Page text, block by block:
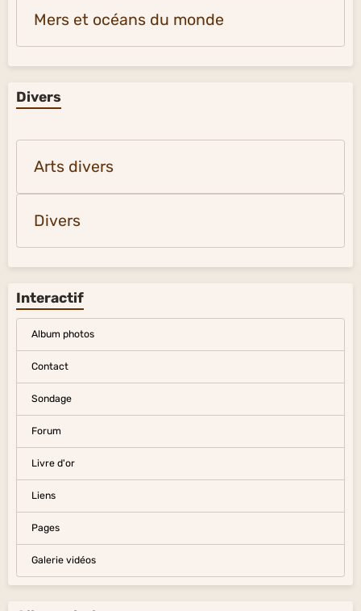
Mers et océans du monde
Divers
Arts divers
Divers
Interactif
Album photos
Contact
Sondage
Forum
Livre d'or
Liens
Pages
Galerie vidéos